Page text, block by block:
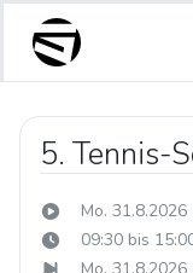
5. Tennis-
Mo. 31.8.2026
09:30 bis